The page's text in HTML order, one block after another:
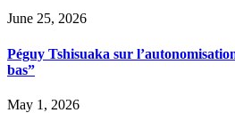
June 25, 2026
Péguy Tshisuaka sur
bas”
May 1, 2026